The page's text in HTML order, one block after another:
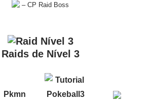
– CP Raid Boss
Raids de Nível 3
Pkmn